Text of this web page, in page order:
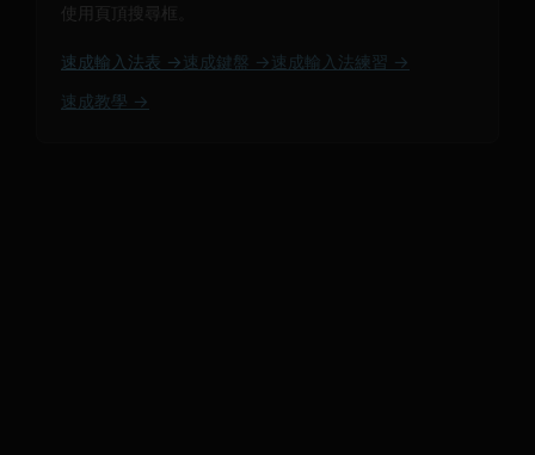
使用頁頂搜尋框。
速成輸入法表 → 速成鍵盤 → 速成輸入法練習 →
速成教學 →